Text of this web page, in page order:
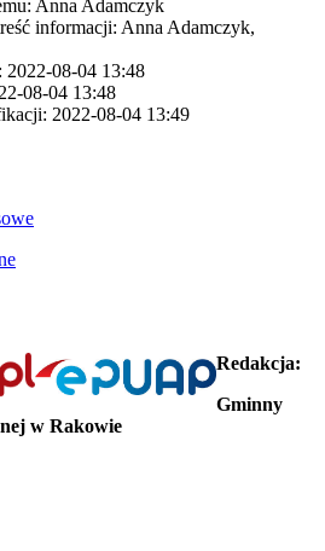
Anna Adamczyk
informacji: Anna Adamczyk,
2022-08-04 13:48
08-04 13:48
2022-08-04 13:49
Redakcja:
Gminny
w Rakowie